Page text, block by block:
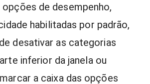
de desempenho,
habilitadas por padrão,
desativar as categorias
inferior da janela ou
a caixa das opções